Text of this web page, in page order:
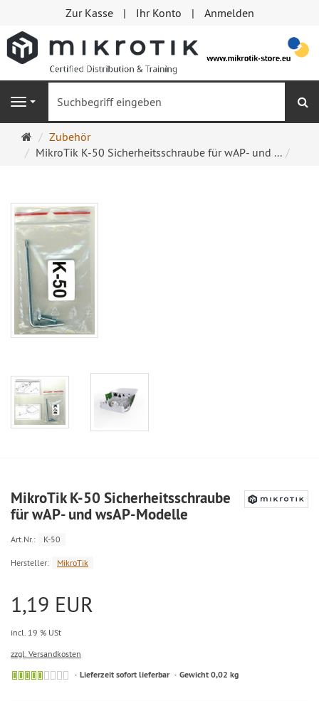
Zur Kasse Ihr Konto Anmelden
Navigation
Startseite
Zubehör
MikroTik K-50 Sicherheitsschraube für wAP- und ...
MikroTik K-50 Sicherheitsschraube
für wAP- und wsAP-Modelle
Art.Nr.: K-50
Hersteller: MikroTik
1,19 EUR
incl. 19 % USt
zzgl. Versandkosten
Lieferzeit sofort lieferbar Gewicht 0,02 kg